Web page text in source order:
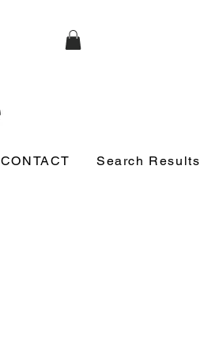
CONTACT Search Results